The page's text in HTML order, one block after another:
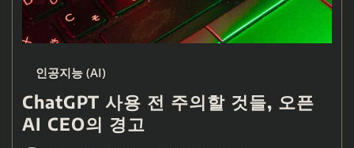
인공지능 (AI)
ChatGPT 사용 전 주의할 것들, 오픈
AI CEO의 경고